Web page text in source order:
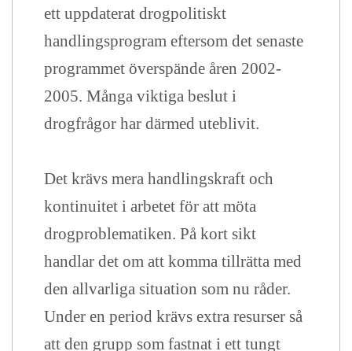
ett uppdaterat drogpolitiskt
handlingsprogram eftersom det senaste
programmet överspände åren 2002-
2005. Många viktiga beslut i
drogfrågor har därmed uteblivit.
Det krävs mera handlingskraft och
kontinuitet i arbetet för att möta
drogproblematiken. På kort sikt
handlar det om att komma tillrätta med
den allvarliga situation som nu råder.
Under en period krävs extra resurser så
att den grupp som fastnat i ett tungt